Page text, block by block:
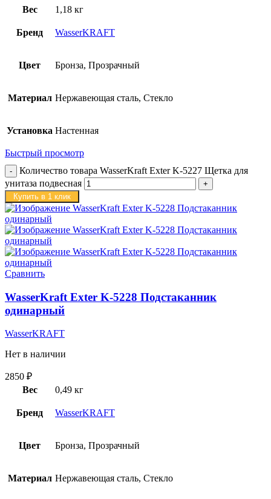
Вес
1,18 кг
Бренд WasserKRAFT
Цвет Бронза, Прозрачный
Материал Нержавеющая сталь, Стекло
Установка Настенная
Быстрый просмотр
Количество товара WasserKraft Exter K-5227 Щетка для
унитаза подвесная
Купить в 1 клик
Сравнить
WasserKraft Exter K-5228 Подстаканник
одинарный
WasserKRAFT
Нет в наличии
2850 ₽
Вес
0,49 кг
Бренд WasserKRAFT
Цвет Бронза, Прозрачный
Материал Нержавеющая сталь, Стекло